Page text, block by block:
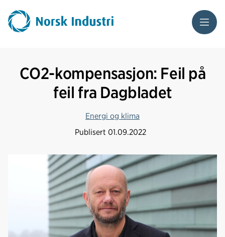
Meny
CO2-kompensasjon: Feil på
feil fra Dagbladet
Energi og klima
Publisert 01.09.2022